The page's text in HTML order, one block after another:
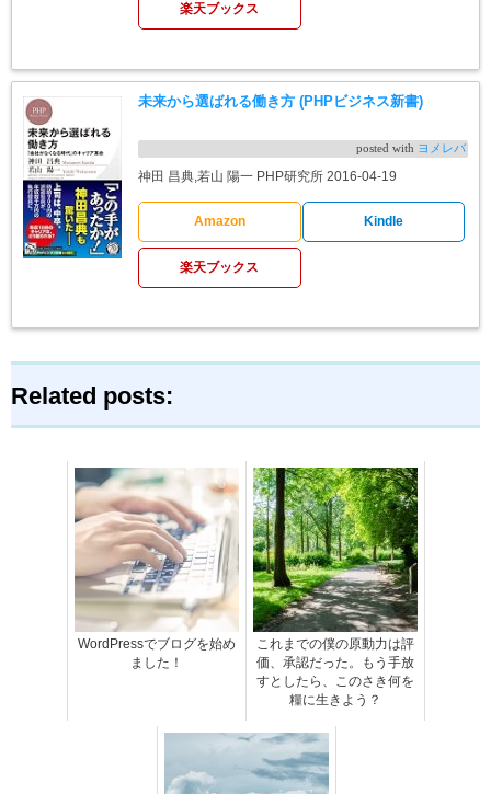
楽天ブックス
未来から選ばれる働き方 (PHPビジネス新書)
posted with ヨメレバ
神田 昌典,若山 陽一 PHP研究所 2016-04-19
Amazon Kindle
楽天ブックス
Related posts:
WordPressでブログを始め
ました！
これまでの僕の原動力は評
価、承認だった。もう手放
すとしたら、このさき何を
糧に生きよう？